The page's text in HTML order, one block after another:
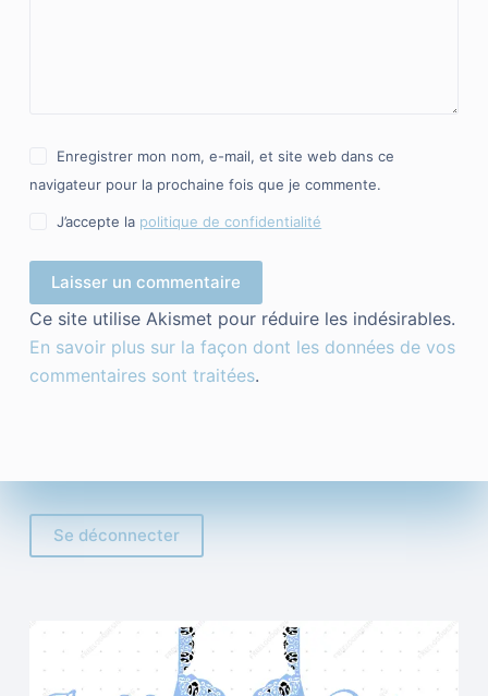
Enregistrer mon nom, e-mail, et site web dans ce
navigateur pour la prochaine fois que je commente.
J’accepte la politique de confidentialité
Laisser un commentaire
Ce site utilise Akismet pour réduire les indésirables.
En savoir plus sur la façon dont les données de vos
commentaires sont traitées.
Se déconnecter